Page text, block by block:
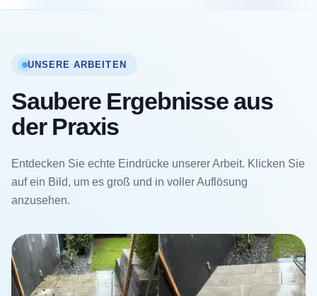
UNSERE ARBEITEN
Saubere Ergebnisse aus
der Praxis
Entdecken Sie echte Eindrücke unserer Arbeit. Klicken Sie
auf ein Bild, um es groß und in voller Auflösung
anzusehen.